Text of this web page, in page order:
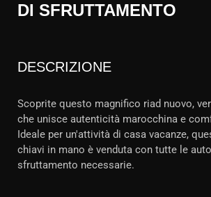
DI SFRUTTAMENTO
DESCRIZIONE
Scoprite questo magnifico riad nuovo,
che unisce autenticità marocchina e
Ideale per un'attività di casa vacanze,
chiavi in mano è venduta con tutte le
sfruttamento necessarie.